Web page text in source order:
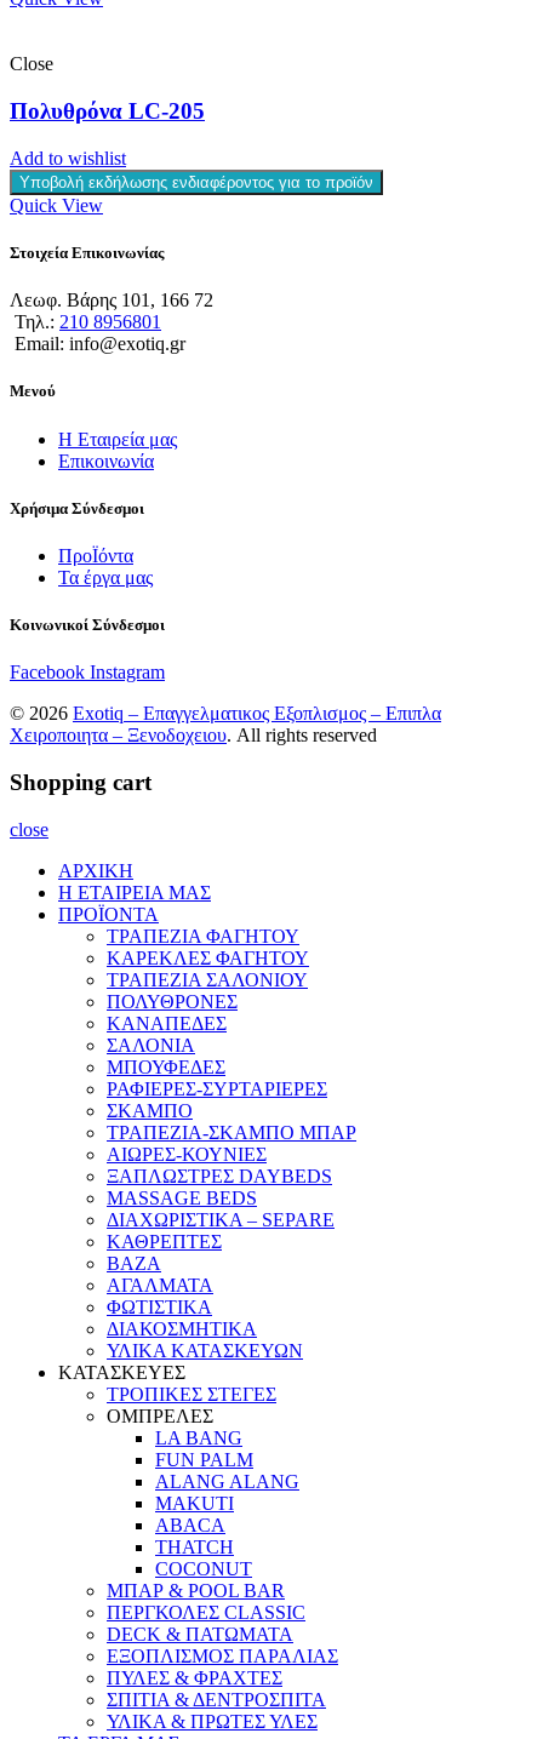
Close
Πολυθρόνα LC-205
Add to wishlist
Υποβολή εκδήλωσης ενδιαφέροντος για το προϊόν
Quick View
Στοιχεία Επικοινωνίας
Λεωφ. Βάρης 101, 166 72
Τηλ.: 210 8956801
Email: info@exotiq.gr
Μενού
Η Εταιρεία μας
Επικοινωνία
Χρήσιμα Σύνδεσμοι
ΠροΪόντα
Τα έργα μας
Κοινωνικοί Σύνδεσμοι
Facebook Instagram
© 2026 Exotiq – Επαγγελματικος Εξοπλισμος – Επιπλα
Χειροποιητα – Ξενοδοχειου. All rights reserved
Shopping cart
close
ΑΡΧΙΚΗ
Η ΕΤΑΙΡΕΙΑ ΜΑΣ
ΠΡΟΪΟΝΤΑ
ΤΡΑΠΕΖΙΑ ΦΑΓΗΤΟΥ
ΚΑΡΕΚΛΕΣ ΦΑΓΗΤΟΥ
ΤΡΑΠΕΖΙΑ ΣΑΛΟΝΙΟΥ
ΠΟΛΥΘΡΟΝΕΣ
ΚΑΝΑΠΕΔΕΣ
ΣΑΛΟΝΙΑ
ΜΠΟΥΦΕΔΕΣ
ΡΑΦΙΕΡΕΣ-ΣΥΡΤΑΡΙΕΡΕΣ
ΣΚΑΜΠΟ
ΤΡΑΠΕΖΙΑ-ΣΚΑΜΠΟ ΜΠΑΡ
ΑΙΩΡΕΣ-ΚΟΥΝΙΕΣ
ΞΑΠΛΩΣΤΡΕΣ DAYBEDS
MASSAGE BEDS
ΔΙΑΧΩΡΙΣΤΙΚΑ – SEPARE
ΚΑΘΡΕΠΤΕΣ
ΒΑΖΑ
ΑΓΑΛΜΑΤΑ
ΦΩΤΙΣΤΙΚΑ
ΔΙΑΚΟΣΜΗΤΙΚΑ
ΥΛΙΚΑ ΚΑΤΑΣΚΕΥΩΝ
ΚΑΤΑΣΚΕΥΕΣ
ΤΡΟΠΙΚΕΣ ΣΤΕΓΕΣ
ΟΜΠΡΕΛΕΣ
LA BANG
FUN PALM
ALANG ALANG
MAKUTI
ABACA
THATCH
COCONUT
ΜΠΑΡ & POOL BAR
ΠΕΡΓΚΟΛΕΣ CLASSIC
DECK & ΠΑΤΩΜΑΤΑ
ΕΞΟΠΛΙΣΜΟΣ ΠΑΡΑΛΙΑΣ
ΠΥΛΕΣ & ΦΡΑΧΤΕΣ
ΣΠΙΤΙΑ & ΔΕΝΤΡΟΣΠΙΤΑ
ΥΛΙΚΑ & ΠΡΩΤΕΣ ΥΛΕΣ